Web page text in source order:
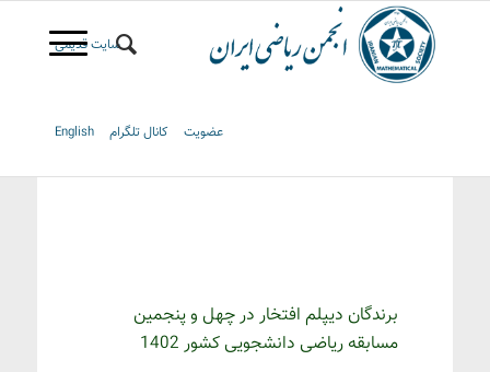
سایت قدیمی
عضویت کانال تلگرام English
برندگان دیپلم افتخار در چهل و پنجمین
مسابقه ریاضی دانشجویی کشور 1402